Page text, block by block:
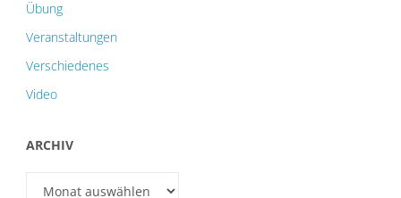
Übung
Veranstaltungen
Verschiedenes
Video
ARCHIV